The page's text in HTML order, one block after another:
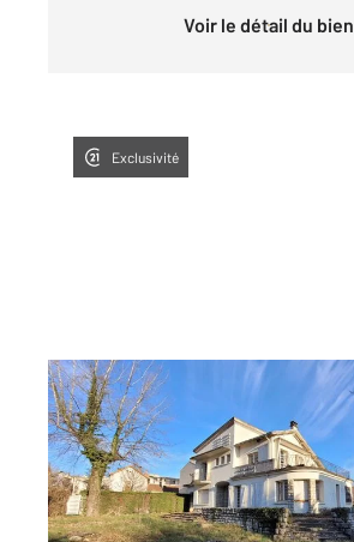
Voir le détail du bien
Exclusivité
LANNEMEZAN 65
183,29 m2, 6 pièces
Ref : 17737
Maison à vendre
95 000 €